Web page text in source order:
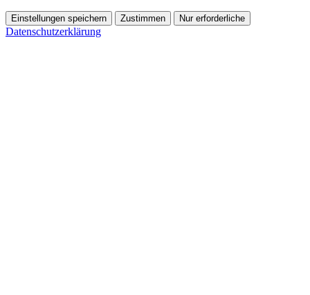
Einstellungen speichern Zustimmen Nur erforderliche
Datenschutzerklärung